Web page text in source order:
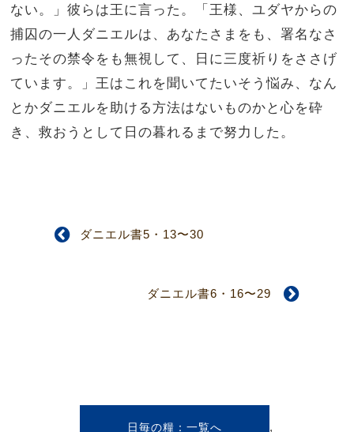
ない。」彼らは王に言った。「王様、ユダヤからの
捕囚の一人ダニエルは、あなたさまをも、署名なさ
ったその禁令をも無視して、日に三度祈りをささげ
ています。」王はこれを聞いてたいそう悩み、なん
とかダニエルを助ける方法はないものかと心を砕
き、救おうとして日の暮れるまで努力した。
ダニエル書5・13〜30
ダニエル書6・16〜29
日毎の糧 ,